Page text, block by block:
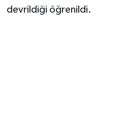
devrildiği öğrenildi.